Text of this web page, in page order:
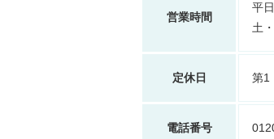
営業時間
平
土
定休日 第1
電話番号